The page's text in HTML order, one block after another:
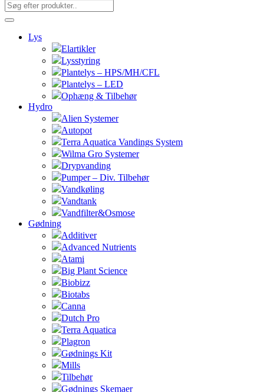
Lys
Elartikler
Lysstyring
Plantelys – HPS/MH/CFL
Plantelys – LED
Ophæng & Tilbehør
Hydro
Alien Systemer
Autopot
Terra Aquatica Vandings System
Wilma Gro Systemer
Drypvanding
Pumper – Div. Tilbehør
Vandkøling
Vandtank
Vandfilter&Osmose
Gødning
Additiver
Advanced Nutrients
Atami
Big Plant Science
Biobizz
Biotabs
Canna
Dutch Pro
Terra Aquatica
Plagron
Gødnings Kit
Mills
Tilbehør
Gødnings Skemaer